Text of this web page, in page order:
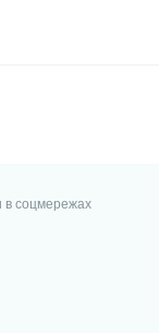
в соцмережах